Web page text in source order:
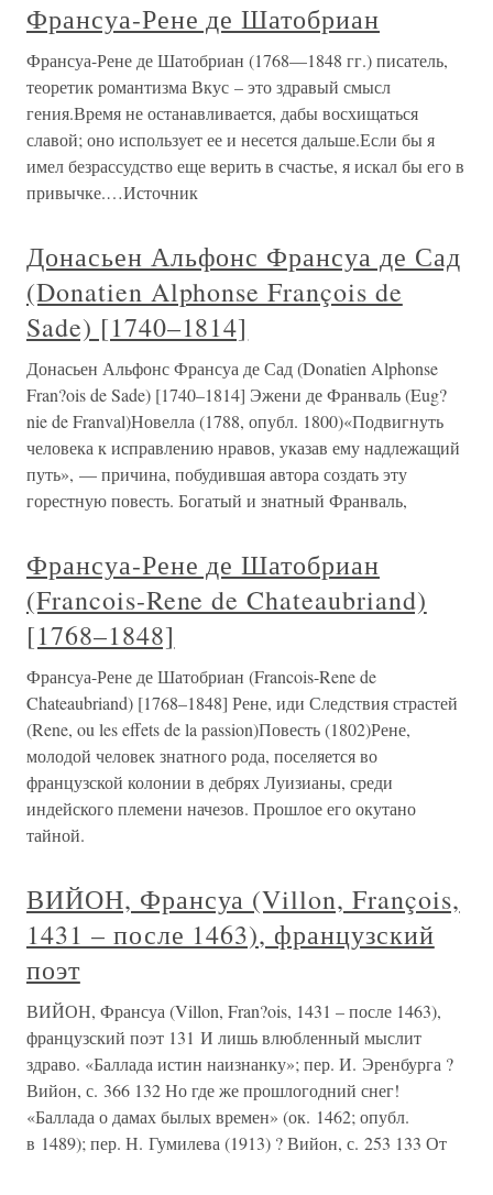
Франсуа-Рене де Шатобриан
Франсуа-Рене де Шатобриан (1768—1848 гг.) писатель,
теоретик романтизма Вкус – это здравый смысл
гения.Время не останавливается, дабы восхищаться
славой; оно использует ее и несется дальше.Если бы я
имел безрассудство еще верить в счастье, я искал бы его в
привычке.…Источник
Донасьен Альфонс Франсуа де Сад
(Donatien Alphonse François de
Sade) [1740–1814]
Донасьен Альфонс Франсуа де Сад (Donatien Alphonse
Fran?ois de Sade) [1740–1814] Эжени де Франваль (Eug?
nie de Franval)Новелла (1788, опубл. 1800)«Подвигнуть
человека к исправлению нравов, указав ему надлежащий
путь», — причина, побудившая автора создать эту
горестную повесть. Богатый и знатный Франваль,
Франсуа-Рене де Шатобриан
(Francois-Rene de Chateaubriand)
[1768–1848]
Франсуа-Рене де Шатобриан (Francois-Rene de
Chateaubriand) [1768–1848] Рене, иди Следствия страстей
(Rene, ou les effets de la passion)Повесть (1802)Рене,
молодой человек знатного рода, поселяется во
французской колонии в дебрях Луизианы, среди
индейского племени начезов. Прошлое его окутано
тайной.
ВИЙОН, Франсуа (Villon, François,
1431 – после 1463), французский
поэт
ВИЙОН, Франсуа (Villon, Fran?ois, 1431 – после 1463),
французский поэт 131 И лишь влюбленный мыслит
здраво. «Баллада истин наизнанку»; пер. И. Эренбурга ?
Вийон, с. 366 132 Но где же прошлогодний снег!
«Баллада о дамах былых времен» (ок. 1462; опубл.
в 1489); пер. Н. Гумилева (1913) ? Вийон, с. 253 133 От